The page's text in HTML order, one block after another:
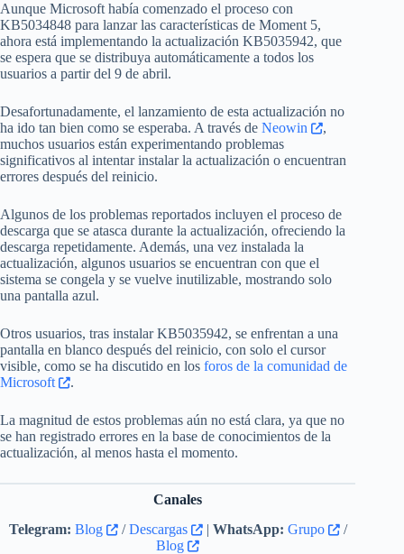
Aunque Microsoft había comenzado el proceso con
KB5034848 para lanzar las características de Moment 5,
ahora está implementando la actualización KB5035942, que
se espera que se distribuya automáticamente a todos los
usuarios a partir del 9 de abril.
Desafortunadamente, el lanzamiento de esta actualización no
ha ido tan bien como se esperaba. A través de Neowin
,
muchos usuarios están experimentando problemas
significativos al intentar instalar la actualización o encuentran
errores después del reinicio.
Algunos de los problemas reportados incluyen el proceso de
descarga que se atasca durante la actualización, ofreciendo la
descarga repetidamente. Además, una vez instalada la
actualización, algunos usuarios se encuentran con que el
sistema se congela y se vuelve inutilizable, mostrando solo
una pantalla azul.
Otros usuarios, tras instalar KB5035942, se enfrentan a una
pantalla en blanco después del reinicio, con solo el cursor
visible, como se ha discutido en los foros de la comunidad de
Microsoft
.
La magnitud de estos problemas aún no está clara, ya que no
se han registrado errores en la base de conocimientos de la
actualización, al menos hasta el momento.
Canales
Telegram: Blog /Descargas | WhatsApp: Grupo
/
Blog